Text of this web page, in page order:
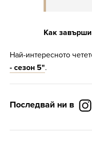
Как
Най-интересното
- сезон 5".
Последвай ни в